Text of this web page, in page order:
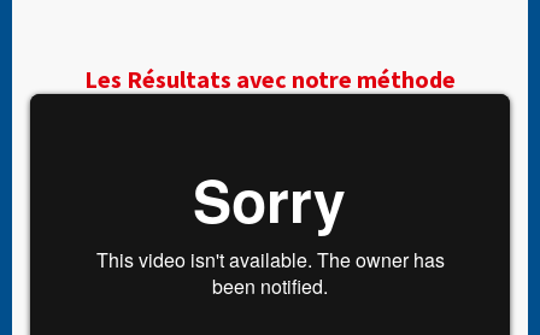
Les Résultats avec notre méthode